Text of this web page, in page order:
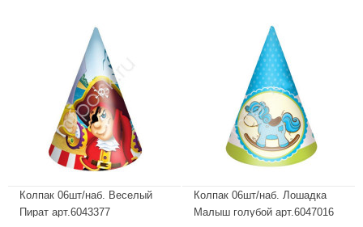
Колпак 06шт/наб. Веселый
Пират арт.6043377
Колпак 06шт/наб. Лошадка
Малыш голубой арт.6047016